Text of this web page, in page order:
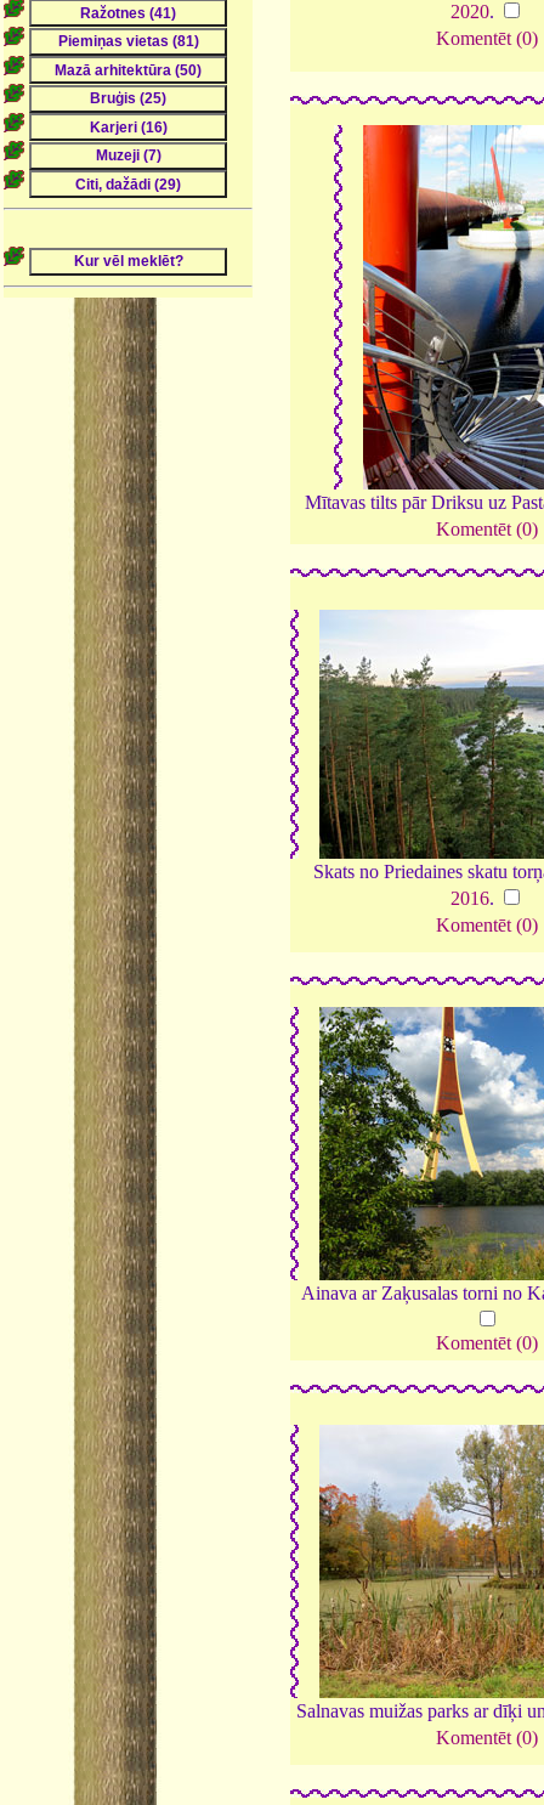
2020.
Komentēt (0)
Mītavas tilts pār Driksu uz
Komentēt (0)
Skats no Priedaines skatu
2016.
Komentēt (0)
Ainava ar Zaķusalas torni no
Komentēt (0)
Salnavas muižas parks ar dīķi
Komentēt (0)